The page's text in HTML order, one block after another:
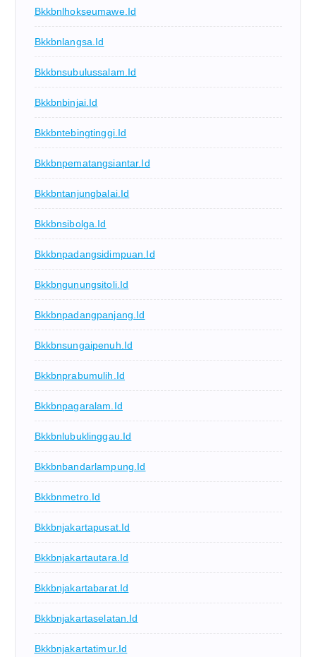
Bkkbnlhokseumawe.id
Bkkbnlangsa.id
Bkkbnsubulussalam.id
Bkkbnbinjai.id
Bkkbntebingtinggi.id
Bkkbnpematangsiantar.id
Bkkbntanjungbalai.id
Bkkbnsibolga.id
Bkkbnpadangsidimpuan.id
Bkkbngunungsitoli.id
Bkkbnpadangpanjang.id
Bkkbnsungaipenuh.id
Bkkbnprabumulih.id
Bkkbnpagaralam.id
Bkkbnlubuklinggau.id
Bkkbnbandarlampung.id
Bkkbnmetro.id
Bkkbnjakartapusat.id
Bkkbnjakartautara.id
Bkkbnjakartabarat.id
Bkkbnjakartaselatan.id
Bkkbnjakartatimur.id